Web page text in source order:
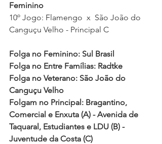
Feminino
10º Jogo: Flamengo  x  São João do
Canguçu Velho - Principal C
Folga no Feminino: Sul Brasil
Folga no Entre Famílias: Radtke
Folga no Veterano: São João do
Canguçu Velho
Folgam no Principal: Bragantino,
Comercial e Enxuta (A) - Avenida de
Taquaral, Estudiantes e LDU (B) -
Juventude da Costa (C)